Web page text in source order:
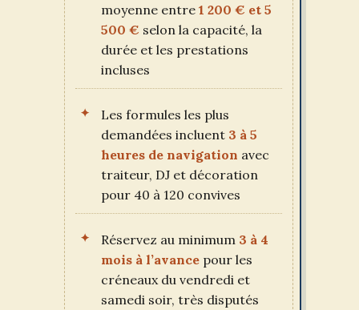
moyenne entre 1 200 € et 5
500 € selon la capacité, la
durée et les prestations
incluses
Les formules les plus
demandées incluent 3 à 5
heures de navigation avec
traiteur, DJ et décoration
pour 40 à 120 convives
Réservez au minimum 3 à 4
mois à l’avance pour les
créneaux du vendredi et
samedi soir, très disputés